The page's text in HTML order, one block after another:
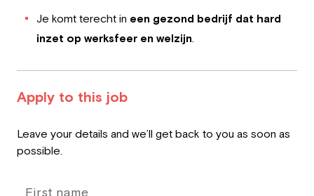
Je komt terecht in een gezond bedrijf dat hard
inzet op werksfeer en welzijn.
Apply to this job
field
Leave your details and we’ll get back to you as soon as
possible.